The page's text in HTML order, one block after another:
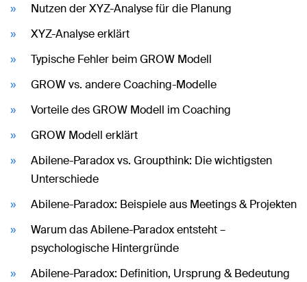
Nutzen der XYZ-Analyse für die Planung
XYZ-Analyse erklärt
Typische Fehler beim GROW Modell
GROW vs. andere Coaching-Modelle
Vorteile des GROW Modell im Coaching
GROW Modell erklärt
Abilene-Paradox vs. Groupthink: Die wichtigsten
Unterschiede
Abilene-Paradox: Beispiele aus Meetings & Projekten
Warum das Abilene-Paradox entsteht –
psychologische Hintergründe
Abilene-Paradox: Definition, Ursprung & Bedeutung